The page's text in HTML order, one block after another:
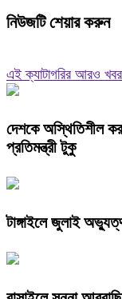
নিউজটি শেয়ার করুন
এই ক্যাটাগরির আরও খবর
দেশকে অস্থিতিশীল
প্রতিমন্ত্রী টুকু
টাঙ্গাইলে জুলাই